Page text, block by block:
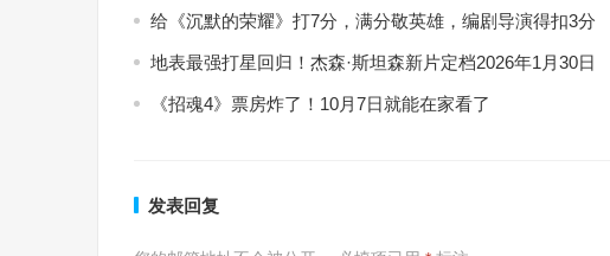
给《沉默的荣耀》打7分，满分敬英雄，编剧导演得扣3分
地表最强打星回归！杰森·斯坦森新片定档2026年1月30日
《招魂4》票房炸了！10月7日就能在家看了
发表回复